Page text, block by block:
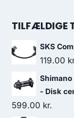
was:
TILFÆLDIGE
SKS
119.00
Shimano
- Disk
599.00 kr.